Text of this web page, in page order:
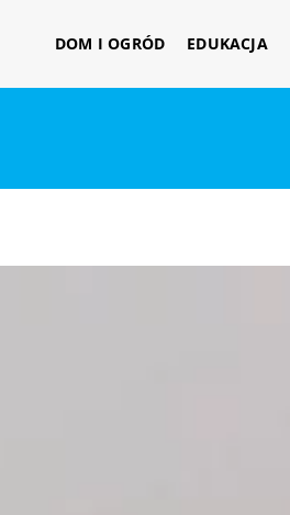
DOM I OGRÓD EDUKACJA